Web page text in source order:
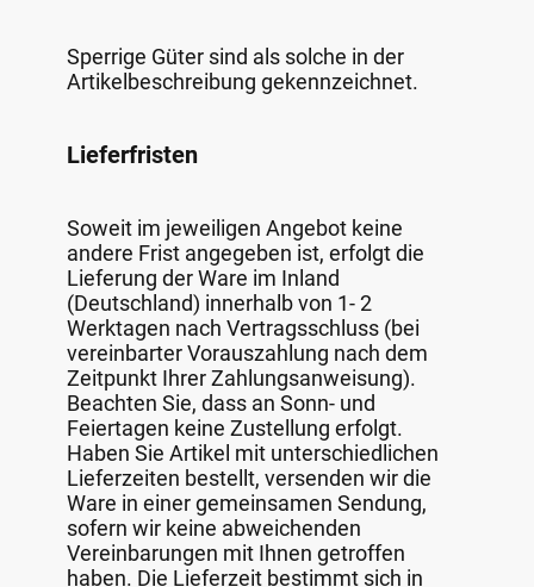
Sperrige Güter sind als solche in der
Artikelbeschreibung gekennzeichnet.
Lieferfristen
Soweit im jeweiligen Angebot keine
andere Frist angegeben ist, erfolgt die
Lieferung der Ware im Inland
(Deutschland) innerhalb von 1- 2
Werktagen nach Vertragsschluss (bei
vereinbarter Vorauszahlung nach dem
Zeitpunkt Ihrer Zahlungsanweisung).
Beachten Sie, dass an Sonn- und
Feiertagen keine Zustellung erfolgt.
Haben Sie Artikel mit unterschiedlichen
Lieferzeiten bestellt, versenden wir die
Ware in einer gemeinsamen Sendung,
sofern wir keine abweichenden
Vereinbarungen mit Ihnen getroffen
haben. Die Lieferzeit bestimmt sich in